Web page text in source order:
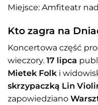
Miejsce: Amfiteatr
Kto zagra na
Koncertowa część
wieczory. 17 lipca
Mietek Folk i
skrzypaczką Lin
zapowiedziano